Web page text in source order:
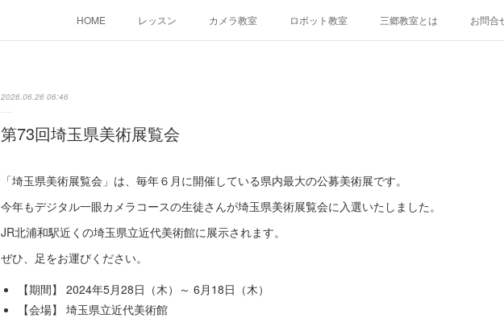
HOME レッスン カメラ教室 ロボット教室 三郷教室とは お問合
2026.06.26 06:46
第73回埼玉県美術展覧会
「埼玉県美術展覧会」は、毎年６月に開催している県内最大の公募美術展です。
今年もデジタル一眼カメラコースの生徒さんが埼玉県美術展覧会に入選いたしました。
JR北浦和駅近くの埼玉県立近代美術館に展示されます。
ぜひ、足をお運びください。
【期間】 2024年5月28日（木）～ 6月18日（木）
【会場】 埼玉県立近代美術館